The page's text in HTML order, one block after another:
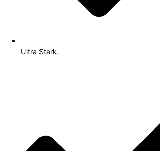
Ultra Stark.